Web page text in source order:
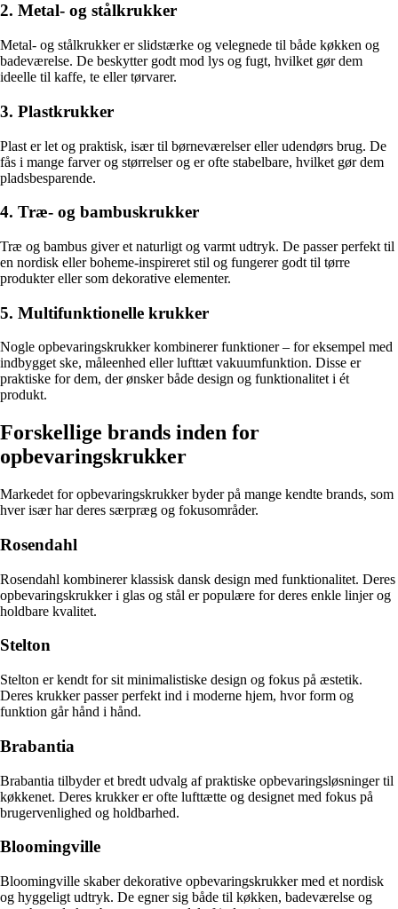
2. Metal- og stålkrukker
Metal- og stålkrukker er slidstærke og velegnede til både køkken og
badeværelse. De beskytter godt mod lys og fugt, hvilket gør dem
ideelle til kaffe, te eller tørvarer.
3. Plastkrukker
Plast er let og praktisk, især til børneværelser eller udendørs brug. De
fås i mange farver og størrelser og er ofte stabelbare, hvilket gør dem
pladsbesparende.
4. Træ- og bambuskrukker
Træ og bambus giver et naturligt og varmt udtryk. De passer perfekt til
en nordisk eller boheme-inspireret stil og fungerer godt til tørre
produkter eller som dekorative elementer.
5. Multifunktionelle krukker
Nogle opbevaringskrukker kombinerer funktioner – for eksempel med
indbygget ske, måleenhed eller lufttæt vakuumfunktion. Disse er
praktiske for dem, der ønsker både design og funktionalitet i ét
produkt.
Forskellige brands inden for
opbevaringskrukker
Markedet for opbevaringskrukker byder på mange kendte brands, som
hver især har deres særpræg og fokusområder.
Rosendahl
Rosendahl kombinerer klassisk dansk design med funktionalitet. Deres
opbevaringskrukker i glas og stål er populære for deres enkle linjer og
holdbare kvalitet.
Stelton
Stelton er kendt for sit minimalistiske design og fokus på æstetik.
Deres krukker passer perfekt ind i moderne hjem, hvor form og
funktion går hånd i hånd.
Brabantia
Brabantia tilbyder et bredt udvalg af praktiske opbevaringsløsninger til
køkkenet. Deres krukker er ofte lufttætte og designet med fokus på
brugervenlighed og holdbarhed.
Bloomingville
Bloomingville skaber dekorative opbevaringskrukker med et nordisk
og hyggeligt udtryk. De egner sig både til køkken, badeværelse og